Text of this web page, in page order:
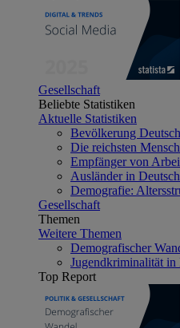
Gesellschaft
Beliebte Statistiken
Aktuelle Statistiken
Bevölkerung
Die reichsten
Empfänger von
Ausländer in
Demografie:
Gesellschaft
Themen
Weitere Themen
Demografischer
Jugendkriminalität in
Top Report